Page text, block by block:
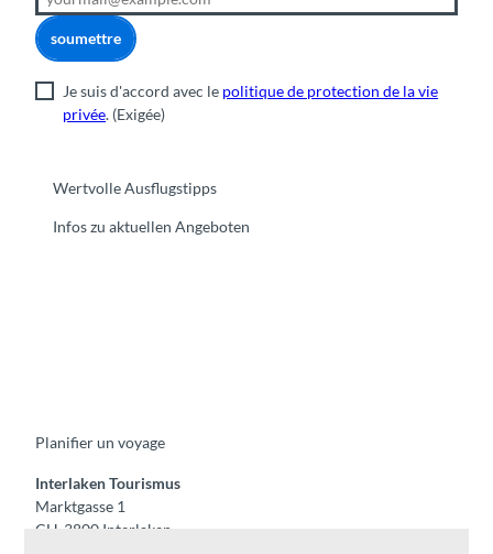
soumettre
Je suis d'accord avec le politique de protection de la vie
privée. (Exigée)
Wertvolle Ausflugstipps
Infos zu aktuellen Angeboten
o
e
r
m
Planifier un voyage
Interlaken Tourismus
Marktgasse 1
CH-3800 Interlaken